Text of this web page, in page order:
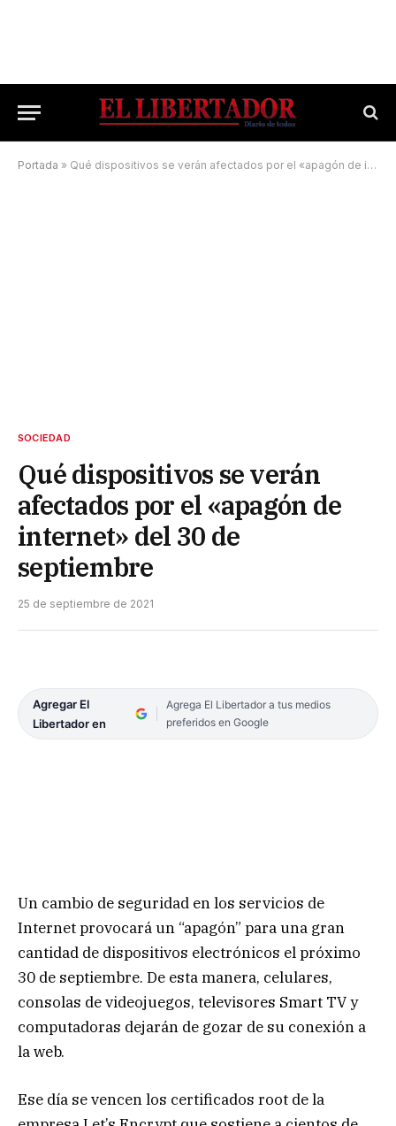
Portada » Qué dispositivos se verán afectados por el «apagón de internet» del 30 de septiembre
SOCIEDAD
Qué dispositivos se verán
afectados por el «apagón de
internet» del 30 de
septiembre
25 de septiembre de 2021
Agregar El
Libertador en
Agrega El Libertador a tus medios
preferidos en Google
Un cambio de seguridad en los servicios de
Internet provocará un “apagón” para una gran
cantidad de dispositivos electrónicos el próximo
30 de septiembre. De esta manera, celulares,
consolas de videojuegos, televisores Smart TV y
computadoras dejarán de gozar de su conexión a
la web.
Ese día se vencen los certificados root de la